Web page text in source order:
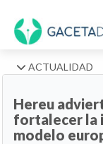
ACTUALIDAD
Hereu
fortalecer la
modelo